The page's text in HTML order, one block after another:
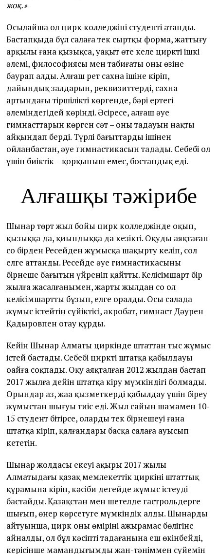
жоқ.»
Осылайша ол цирк колледжінің студенті атанды.
Бастапқыда бұл салаға тек сыртқы форма, жаттығу
арқылы ғана қызықса, уақыт өте келе цирктің ішкі
әлемі, философиясы мен табиғаты оны өзіне
баурап алды. Алғаш рет сахна ішіне кіріп,
дайындық залдарын, реквизиттерді, сахна
артындағы тіршілікті көргенде, бәрі ертегі
әлеміндегідей көрінді. Әсіресе, алғаш әуе
гимнасттарын көрген сәт – оның таңдауын нақты
айқындап берді. Түрлі бағыттардың ішінен
ойланбастан, әуе гимнастикасын таңдады. Себебі ол
үшін биіктік – қорқыныш емес, бостандық еді.
Алғашқы тәжірибе
Шынар төрт жыл бойы цирк колледжінде оқып,
қызыққа да, қиындыққа да кезікті. Оқуды аяқтаған
соң бірден Ресейден жұмысқа шақырту келіп, сол
елге аттанды. Ресейде әуе гимнастикасының
бірнеше бағытын үйреніп қайтты. Келісімшарт бір
жылға жасалғанымен, жарты жылдан соң ол
келісімшартты бұзып, елге оралды. Осы салада
жұмыс істейтін сүйіктісі, акробат, гимнаст Дәурен
Қадыровпен отау құрды.
Кейін Шынар Алматы циркінде штаттан тыс жұмыс
істей бастады. Себебі цирктің штатқа қабылдауы
оңайға соқпады. Оқу аяқталған 2012 жылдан бастап
2017 жылға дейін штатқа кіру мүмкіндігі болмады.
Орындар аз, жаңа қызметкерді қабылдау үшін біреу
жұмыстан шығуы тиіс еді. Жыл сайын шамамен 10-
15 студент бітірсе, олардың тек бірнешеуі ғана
штатқа кіріп, қалғандары басқа салаға ауысып
кететін.
Шынар жолдасы екеуі ақыры 2017 жылы
Алматыдағы қазақ мемлекеттік циркінің штаттық
құрамына кіріп, кәсіби деңгейде жұмыс істеуді
бастайды. Қазақстан мен шетелде гастрольдерге
шығып, өнер көрсетуге мүмкіндік алды. Шынардың
айтуынша, цирк оның өмірінің ажырамас бөлігіне
айналды, ол бұл кәсіпті таңдағанына еш өкінбейді,
керісінше мамандығымды жан-тәніммен сүйемін